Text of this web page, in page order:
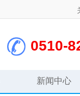
0510-
新闻中心